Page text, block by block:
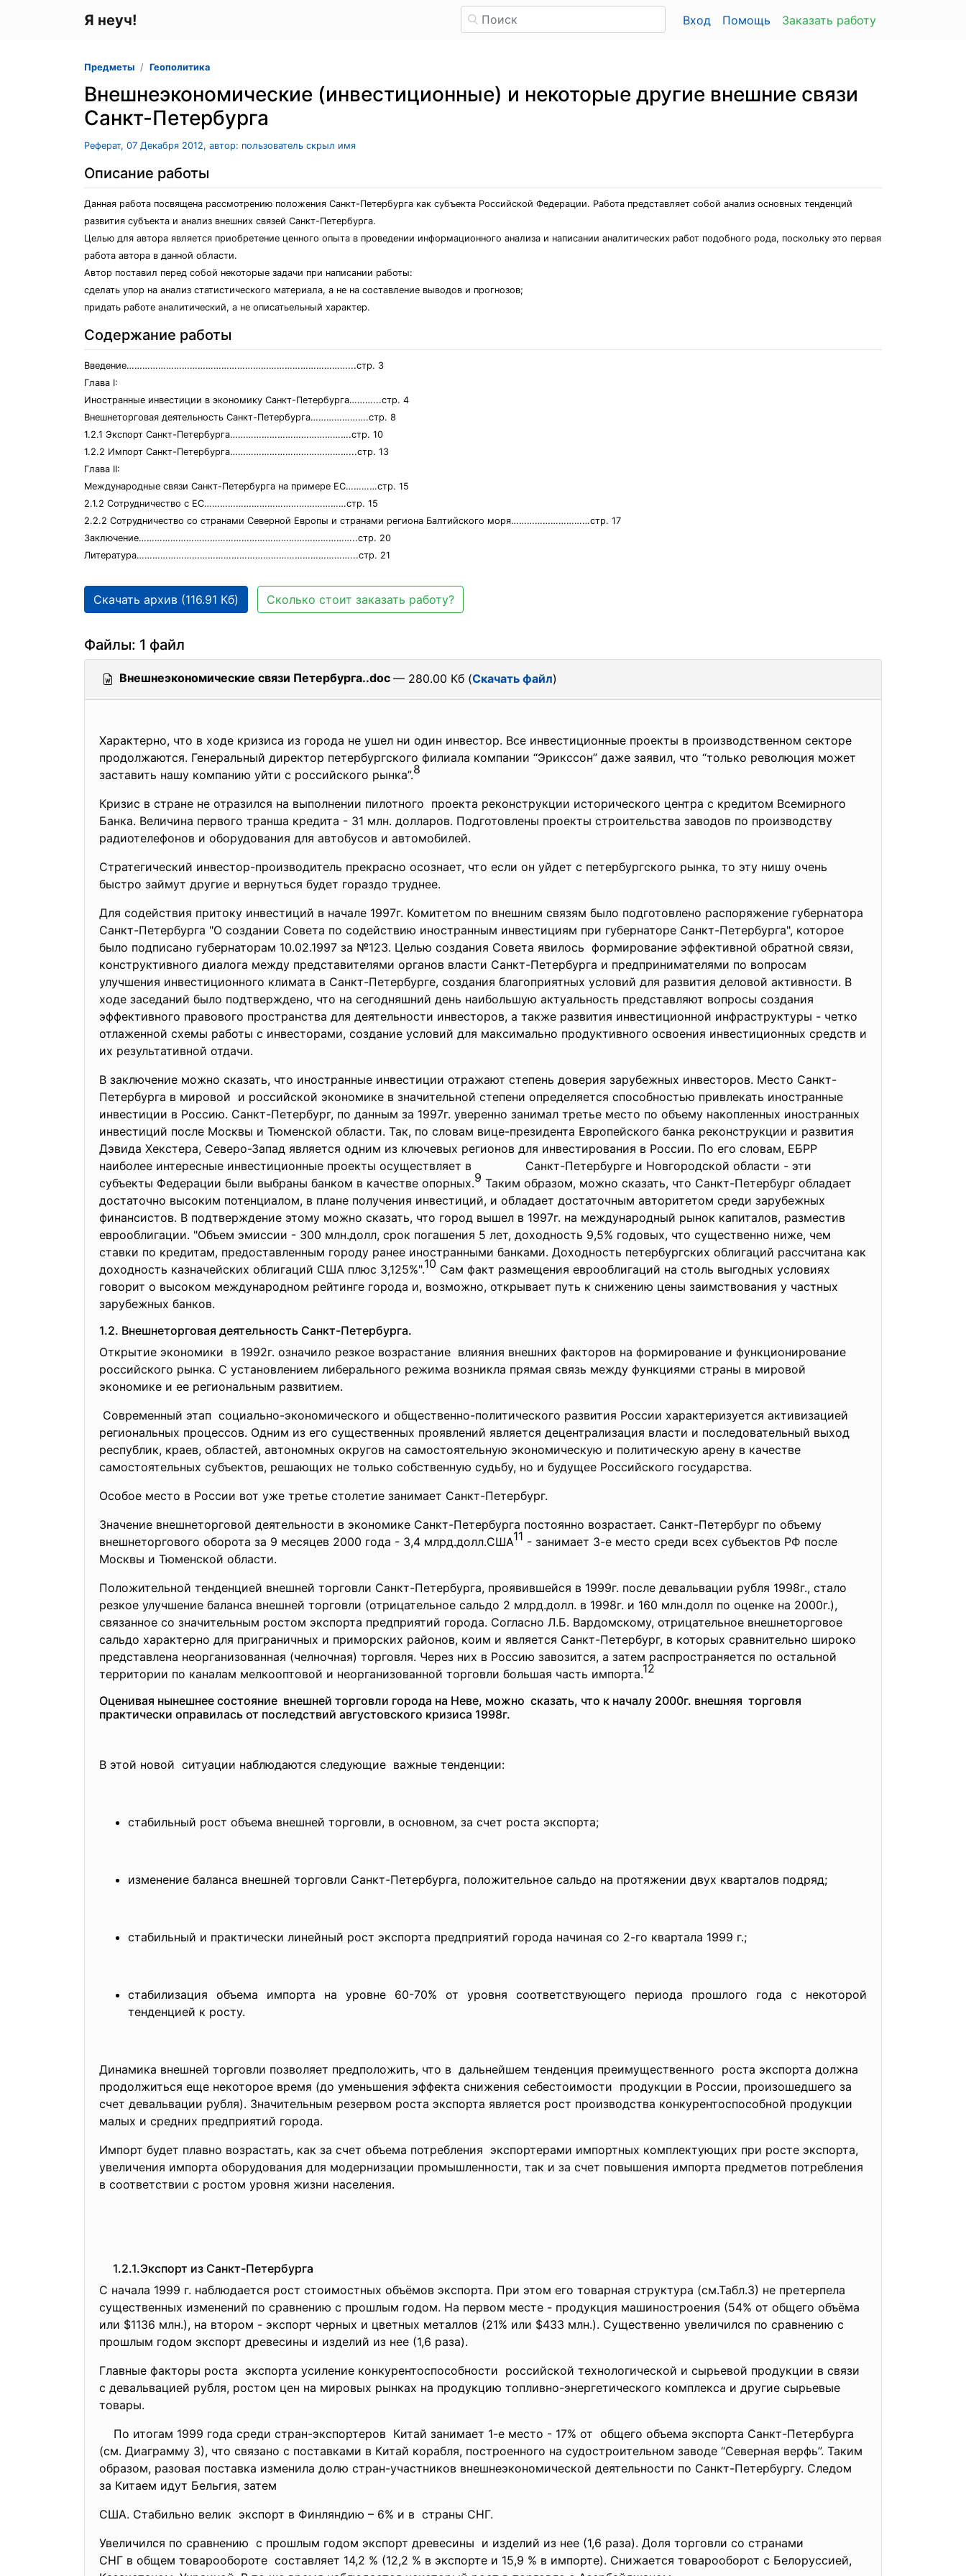
Я неуч! Вход Помощь Заказать работу
Предметы Геополитика
Внешнеэкономические (инвестиционные) и некоторые другие внешние связи
Санкт-Петербурга
Реферат, 07 Декабря 2012, автор: пользователь скрыл имя
Описание работы
Данная работа посвящена рассмотрению положения Санкт-Петербурга как субъекта Российской Федерации. Работа представляет собой анализ основных тенденций
развития субъекта и анализ внешних связей Санкт-Петербурга.
Целью для автора является приобретение ценного опыта в проведении информационного анализа и написании аналитических работ подобного рода, поскольку это первая
работа автора в данной области.
Автор поставил перед собой некоторые задачи при написании работы:
сделать упор на анализ статистического материала, а не на составление выводов и прогнозов;
придать работе аналитический, а не описатьельный характер.
Содержание работы
Введение…………………………………………………………………………...стр. 3
Глава I:
Иностранные инвестиции в экономику Санкт-Петербурга………...стр. 4
Внешнеторговая деятельность Санкт-Петербурга………………….стр. 8
1.2.1 Экспорт Санкт-Петербурга……………………………………….стр. 10
1.2.2 Импорт Санкт-Петербурга………………………………………...стр. 13
Глава II:
Международные связи Санкт-Петербурга на примере ЕС…………стр. 15
2.1.2 Сотрудничество с ЕС………………………………………………стр. 15
2.2.2 Сотрудничество со странами Северной Европы и странами региона Балтийского моря…………………………стр. 17
Заключение………………………………………………………………………..стр. 20
Литература………………………………………………………………………...стр. 21
Скачать архив (116.91 Кб) Сколько стоит заказать работу?
Файлы: 1 файл
Внешнеэкономические связи Петербурга..doc — 280.00 Кб (Скачать файл)
Характерно, что в ходе кризиса из города не ушел ни один инвестор. Все инвестиционные проекты в производственном секторе
продолжаются. Генеральный директор петербургского филиала компании “Эрикссон” даже заявил, что “только революция может
заставить нашу компанию уйти с российского рынка”.8
Кризис в стране не отразился на выполнении пилотного проекта реконструкции исторического центра с кредитом Всемирного
Банка. Величина первого транша кредита - 31 млн. долларов. Подготовлены проекты строительства заводов по производству
радиотелефонов и оборудования для автобусов и автомобилей.
Стратегический инвестор-производитель прекрасно осознает, что если он уйдет с петербургского рынка, то эту нишу очень
быстро займут другие и вернуться будет гораздо труднее.
Для содействия притоку инвестиций в начале 1997г. Комитетом по внешним связям было подготовлено распоряжение губернатора
Санкт-Петербурга "О создании Совета по содействию иностранным инвестициям при губернаторе Санкт-Петербурга", которое
было подписано губернаторам 10.02.1997 за №123. Целью создания Совета явилось формирование эффективной обратной связи,
конструктивного диалога между представителями органов власти Санкт-Петербурга и предпринимателями по вопросам
улучшения инвестиционного климата в Санкт-Петербурге, создания благоприятных условий для развития деловой активности. В
ходе заседаний было подтверждено, что на сегодняшний день наибольшую актуальность представляют вопросы создания
эффективного правового пространства для деятельности инвесторов, а также развития инвестиционной инфраструктуры - четко
отлаженной схемы работы с инвесторами, создание условий для максимально продуктивного освоения инвестиционных средств и
их результативной отдачи.
В заключение можно сказать, что иностранные инвестиции отражают степень доверия зарубежных инвесторов. Место Санкт-
Петербурга в мировой и российской экономике в значительной степени определяется способностью привлекать иностранные
инвестиции в Россию. Санкт-Петербург, по данным за 1997г. уверенно занимал третье место по объему накопленных иностранных
инвестиций после Москвы и Тюменской области. Так, по словам вице-президента Европейского банка реконструкции и развития
Дэвида Хекстера, Северо-Запад является одним из ключевых регионов для инвестирования в России. По его словам, ЕБРР
наиболее интересные инвестиционные проекты осуществляет в Санкт-Петербурге и Новгородской области - эти
субъекты Федерации были выбраны банком в качестве опорных.9 Таким образом, можно сказать, что Санкт-Петербург обладает
достаточно высоким потенциалом, в плане получения инвестиций, и обладает достаточным авторитетом среди зарубежных
финансистов. В подтверждение этому можно сказать, что город вышел в 1997г. на международный рынок капиталов, разместив
еврооблигации. "Объем эмиссии - 300 млн.долл, срок погашения 5 лет, доходность 9,5% годовых, что существенно ниже, чем
ставки по кредитам, предоставленным городу ранее иностранными банками. Доходность петербургских облигаций рассчитана как
доходность казначейских облигаций США плюс 3,125%".10 Сам факт размещения еврооблигаций на столь выгодных условиях
говорит о высоком международном рейтинге города и, возможно, открывает путь к снижению цены заимствования у частных
зарубежных банков.
1.2. Внешнеторговая деятельность Санкт-Петербурга.
Открытие экономики в 1992г. означило резкое возрастание влияния внешних факторов на формирование и функционирование
российского рынка. С установлением либерального режима возникла прямая связь между функциями страны в мировой
экономике и ее региональным развитием.
Современный этап социально-экономического и общественно-политического развития России характеризуется активизацией
региональных процессов. Одним из его существенных проявлений является децентрализация власти и последовательный выход
республик, краев, областей, автономных округов на самостоятельную экономическую и политическую арену в качестве
самостоятельных субъектов, решающих не только собственную судьбу, но и будущее Российского государства.
Особое место в России вот уже третье столетие занимает Санкт-Петербург.
Значение внешнеторговой деятельности в экономике Санкт-Петербурга постоянно возрастает. Санкт-Петербург по объему
внешнеторгового оборота за 9 месяцев 2000 года - 3,4 млрд.долл.США11 - занимает 3-е место среди всех субъектов РФ после
Москвы и Тюменской области.
Положительной тенденцией внешней торговли Санкт-Петербурга, проявившейся в 1999г. после девальвации рубля 1998г., стало
резкое улучшение баланса внешней торговли (отрицательное сальдо 2 млрд.долл. в 1998г. и 160 млн.долл по оценке на 2000г.),
связанное со значительным ростом экспорта предприятий города. Согласно Л.Б. Вардомскому, отрицательное внешнеторговое
сальдо характерно для приграничных и приморских районов, коим и является Санкт-Петербург, в которых сравнительно широко
представлена неорганизованная (челночная) торговля. Через них в Россию завозится, а затем распространяется по остальной
территории по каналам мелкооптовой и неорганизованной торговли большая часть импорта.12
Оценивая нынешнее состояние внешней торговли города на Неве, можно сказать, что к началу 2000г. внешняя торговля
практически оправилась от последствий августовского кризиса 1998г.
В этой новой ситуации наблюдаются следующие важные тенденции:
стабильный рост объема внешней торговли, в основном, за счет роста экспорта;
изменение баланса внешней торговли Санкт-Петербурга, положительное сальдо на протяжении двух кварталов подряд;
стабильный и практически линейный рост экспорта предприятий города начиная со 2-го квартала 1999 г.;
стабилизация объема импорта на уровне 60-70% от уровня соответствующего периода прошлого года с некоторой
тенденцией к росту.
Динамика внешней торговли позволяет предположить, что в дальнейшем тенденция преимущественного роста экспорта должна
продолжиться еще некоторое время (до уменьшения эффекта снижения себестоимости продукции в России, произошедшего за
счет девальвации рубля). Значительным резервом роста экспорта является рост производства конкурентоспособной продукции
малых и средних предприятий города.
Импорт будет плавно возрастать, как за счет объема потребления экспортерами импортных комплектующих при росте экспорта,
увеличения импорта оборудования для модернизации промышленности, так и за счет повышения импорта предметов потребления
в соответствии с ростом уровня жизни населения.
1.2.1.Экспорт из Санкт-Петербурга
С начала 1999 г. наблюдается рост стоимостных объёмов экспорта. При этом его товарная структура (см.Табл.3) не претерпела
существенных изменений по сравнению с прошлым годом. На первом месте - продукция машиностроения (54% от общего объёма
или $1136 млн.), на втором - экспорт черных и цветных металлов (21% или $433 млн.). Существенно увеличился по сравнению с
прошлым годом экспорт древесины и изделий из нее (1,6 раза).
Главные факторы роста экспорта усиление конкурентоспособности российской технологической и сырьевой продукции в связи
с девальвацией рубля, ростом цен на мировых рынках на продукцию топливно-энергетического комплекса и другие сырьевые
товары.
По итогам 1999 года среди стран-экспортеров Китай занимает 1-е место - 17% от общего объема экспорта Санкт-Петербурга
(см. Диаграмму 3), что связано с поставками в Китай корабля, построенного на судостроительном заводе “Северная верфь”. Таким
образом, разовая поставка изменила долю стран-участников внешнеэкономической деятельности по Санкт-Петербургу. Следом
за Китаем идут Бельгия, затем
США. Стабильно велик экспорт в Финляндию – 6% и в страны СНГ.
Увеличился по сравнению с прошлым годом экспорт древесины и изделий из нее (1,6 раза). Доля торговли со странами
СНГ в общем товарообороте составляет 14,2 % (12,2 % в экспорте и 15,9 % в импорте). Снижается товарооборот с Белоруссией,